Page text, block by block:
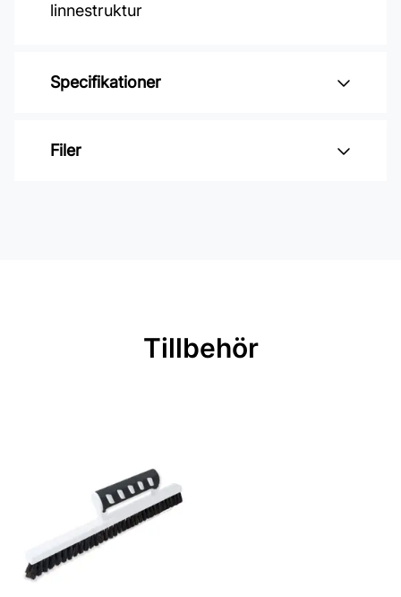
linnestruktur
Specifikationer
Varumärke: Midbec Tapeter
Rekommenderat lim: Hernia non
Filer
Tillbehör